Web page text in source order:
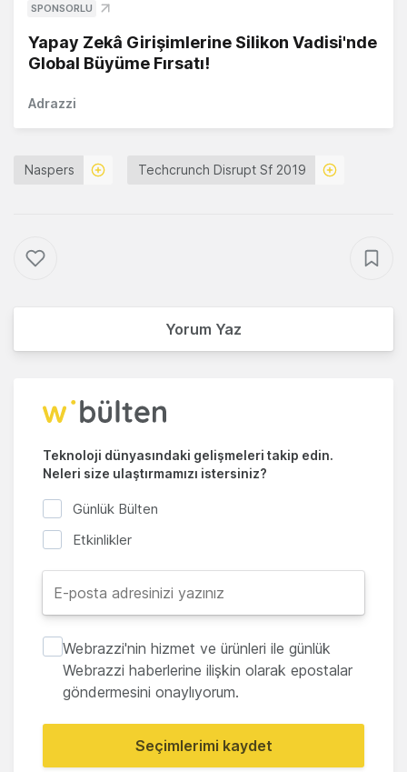
SPONSORLU
Yapay Zekâ Girişimlerine Silikon Vadisi'nde
Global Büyüme Fırsatı!
Adrazzi
Naspers Techcrunch Disrupt Sf 2019
Yorum Yaz
Teknoloji dünyasındaki gelişmeleri takip edin.
Neleri size ulaştırmamızı istersiniz?
Günlük Bülten
Etkinlikler
Webrazzi'nin hizmet ve ürünleri ile günlük
Webrazzi haberlerine ilişkin olarak epostalar
göndermesini onaylıyorum.
Seçimlerimi kaydet